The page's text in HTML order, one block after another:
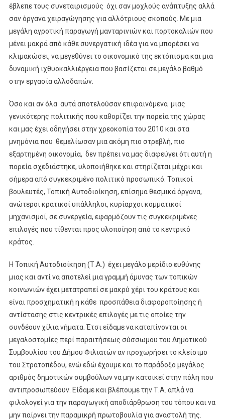
έβλεπε τους συνεταιρισμούς όχι σαν μοχλούς ανάπτυξης αλλά
σαν όργανα χειραγώγησης για αλλότριους σκοπούς. Με μια
μεγάλη αγροτική παραγωγή μανταρινιών και πορτοκαλιών που
μένει μακρά από κάθε συνεργατική ιδέα για να μπορέσει να
κλιμακώσει, να μεγεθύνει το οικονομικό της εκτόπισμα και μια
δυναμική ιχθυοκαλλιέργεια που βασίζεται σε μεγάλο βαθμό
στην εργασία αλλοδαπών.
Όσο και αν όλα αυτά αποτελούσαν επιφαινόμενα μιας
γενικότερης πολιτικής που καθορίζει την πορεία της χώρας
και μας έχει οδηγήσει στην χρεοκοπία του 2010 και στα
μνημόνια που θεμελίωσαν μια ακόμη πιο στρεβλή, πιο
εξαρτημένη οικονομία, δεν πρέπει να μας διαφεύγει ότι αυτή η
πορεία σχεδιάστηκε, υλοποιήθηκε και στηρίζεται μέχρι και
σήμερα από συγκεκριμένο πολιτικό προσωπικό. Τοπικοί
βουλευτές, Τοπική Αυτοδιοίκηση, επίσημα θεσμικά όργανα,
ανώτεροι κρατικοί υπάλληλοι, κυρίαρχοι κομματικοί
μηχανισμοί, σε συνεργεία, εφαρμόζουν τις συγκεκριμένες
επιλογές που τίθενται προς υλοποίηση από το κεντρικό
κράτος.
Η Τοπική Αυτοδιοίκηση (Τ.Α.) έχει μεγάλο μερίδιο ευθύνης
μιας και αντί να αποτελεί μια γραμμή άμυνας των τοπικών
κοινωνιών έχει μετατραπεί σε μακρύ χέρι του κράτους και
είναι προσχηματική η κάθε προσπάθεια διαφοροποίησης ή
αντίστασης στις κεντρικές επιλογές με τις οποίες την
συνδέουν χίλια νήματα. Έτσι είδαμε να καταπίνονται οι
μεγαλοστομίες περί παραιτήσεως σύσσωμου του Δημοτικού
Συμβουλίου του Δήμου Φιλιατών αν προχωρήσει το κλείσιμο
του Στρατοπέδου, ενώ εδώ έχουμε και το παράδοξο μεγάλος
αριθμός δημοτικών συμβούλων να μην κατοικεί στην πόλη που
αντιπροσωπεύουν. Είδαμε και βλέπουμε την Τ.Α. απλά να
φιλολογεί για την παραγωγική αποδιάρθρωση του τόπου και να
μην παίρνει την παραμικρή πρωτοβουλία για αναστολή της.